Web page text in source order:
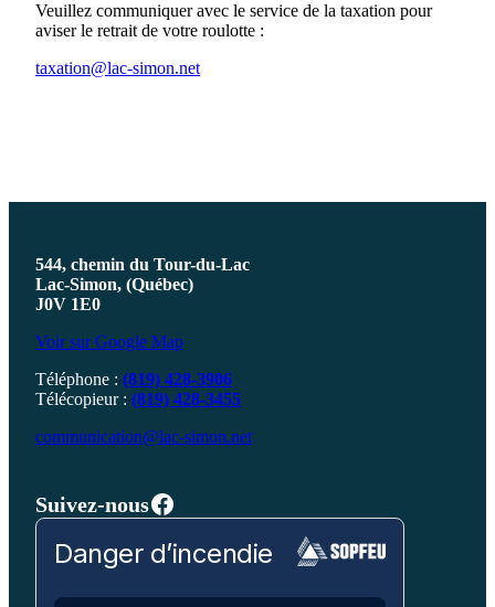
Veuillez communiquer avec le service de la taxation pour
aviser le retrait de votre roulotte :
taxation@lac-simon.net
544, chemin du Tour-du-Lac
Lac-Simon, (Québec)
J0V 1E0
Voir sur Google Map
Téléphone : (819) 428-3906
Télécopieur : (819) 428-3455
communication@lac-simon.net
Suivez-nousFacebook
Danger d’incendie